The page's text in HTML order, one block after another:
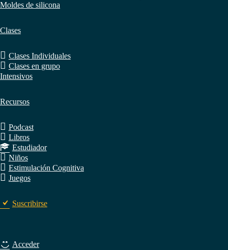
Moldes de silicona
Clases
Clases Individuales
Clases en grupo
Intensivos
Recursos
Podcast
Libros
Estudiador
Niños
Estimulación Cognitiva
Juegos
Suscribirse
Acceder